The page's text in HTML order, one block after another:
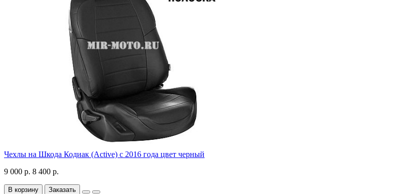
Чехлы на Шкода Кодиак (Active) с 2016 года цвет черный
9 000 р. 8 400 р.
В корзину Заказать